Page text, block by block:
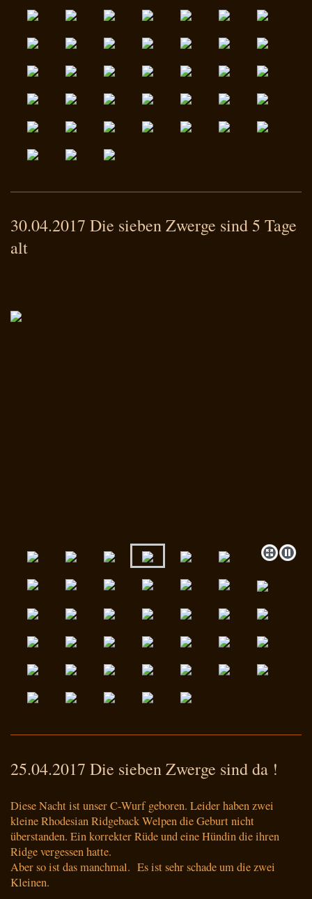
30.04.2017 Die sieben Zwerge sind 5 Tage
alt
25.04.2017 Die sieben Zwerge sind da !
Diese Nacht ist unser C-Wurf geboren. Leider haben zwei
kleine Rhodesian Ridgeback Welpen die Geburt nicht
überstanden. Ein korrekter Rüde und eine Hündin die ihren
Ridge vergessen hatte.
Aber so ist das manchmal. Es ist sehr schade um die zwei
Kleinen.